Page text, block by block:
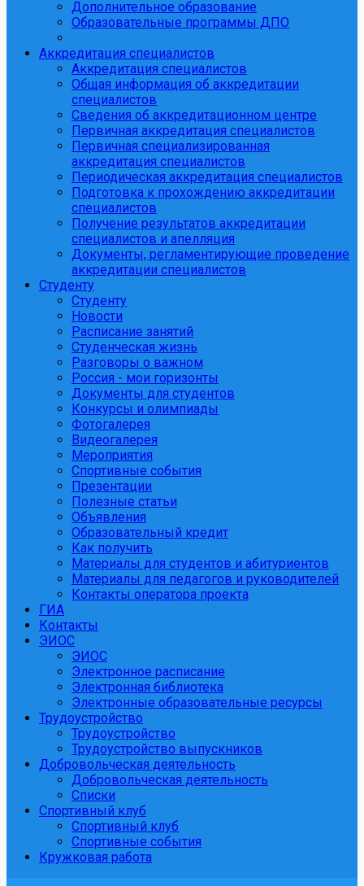
Дополнительное образование
Образовательные программы ДПО
Аккредитация специалистов
Аккредитация специалистов
Общая информация об аккредитации
специалистов
Сведения об аккредитационном центре
Первичная аккредитация специалистов
Первичная специализированная
аккредитация специалистов
Периодическая аккредитация специалистов
Подготовка к прохождению аккредитации
специалистов
Получение результатов аккредитации
специалистов и апелляция
Документы, регламентирующие проведение
аккредитации специалистов
Студенту
Студенту
Новости
Расписание занятий
Студенческая жизнь
Разговоры о важном
Россия - мои горизонты
Документы для студентов
Конкурсы и олимпиады
Фотогалерея
Видеогалерея
Мероприятия
Спортивные события
Презентации
Полезные статьи
Объявления
Образовательный кредит
Как получить
Материалы для студентов и абитуриентов
Материалы для педагогов и руководителей
Контакты оператора проекта
ГИА
Контакты
ЭИОС
ЭИОС
Электронное расписание
Электронная библиотека
Электронные образовательные ресурсы
Трудоустройство
Трудоустройство
Трудоустройство выпускников
Добровольческая деятельность
Добровольческая деятельность
Списки
Спортивный клуб
Спортивный клуб
Спортивные события
Кружковая работа